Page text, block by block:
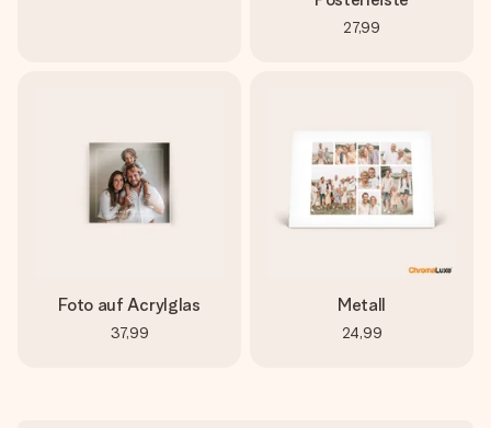
27,99
Foto auf Acrylglas
37,99
Metall
24,99